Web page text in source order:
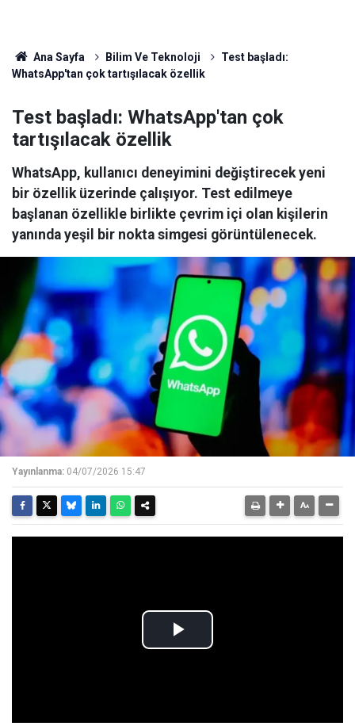
Ana Sayfa Bilim Ve Teknoloji
Test başladı:
WhatsApp'tan çok tartışılacak özellik
Test başladı: WhatsApp'tan çok
tartışılacak özellik
WhatsApp, kullanıcı deneyimini değiştirecek yeni
bir özellik üzerinde çalışıyor. Test edilmeye
başlanan özellikle birlikte çevrim içi olan kişilerin
yanında yeşil bir nokta simgesi görüntülenecek.
Yayınlanma: 04/07/2026 15:47